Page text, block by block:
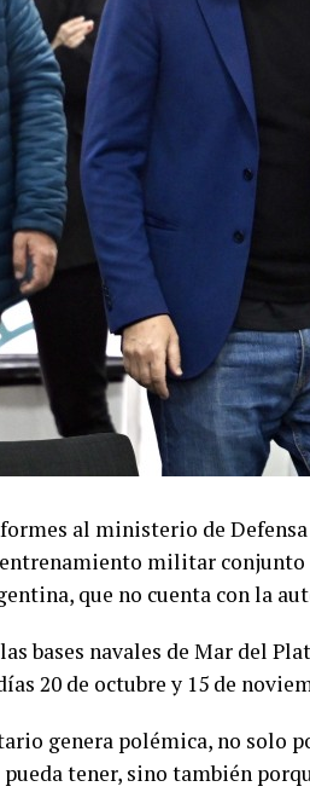
al ministerio de Defensa
militar conjunto
que no cuenta con la
bases navales de Mar del
20 de octubre y 15 de
genera polémica, no solo
tener, sino también